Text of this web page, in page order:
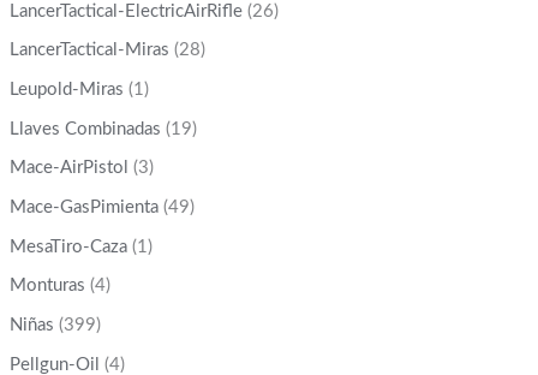
LancerTactical-ElectricAirRifle (26)
LancerTactical-Miras (28)
Leupold-Miras (1)
Llaves Combinadas (19)
Mace-AirPistol (3)
Mace-GasPimienta (49)
MesaTiro-Caza (1)
Monturas (4)
Niñas (399)
Pellgun-Oil (4)